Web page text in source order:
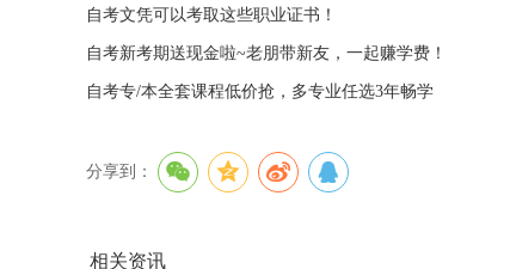
自考文凭可以考取这些职业证书！
自考新考期送现金啦~老朋带新友，一起赚学费！
自考专/本全套课程低价抢，多专业任选3年畅学
分享到：
相关资讯